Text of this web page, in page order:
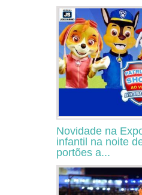
Novidade na
infantil na noite
portões a...